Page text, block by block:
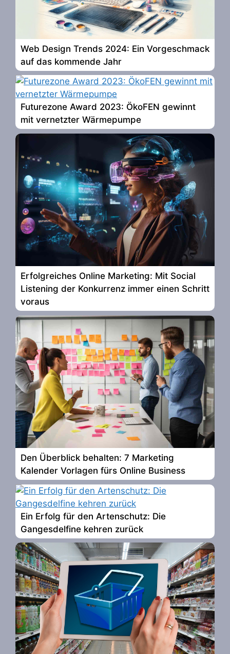
Web Design Trends 2024: Ein Vorgeschmack
auf das kommende Jahr
Futurezone Award 2023: ÖkoFEN gewinnt
mit vernetzter Wärmepumpe
Erfolgreiches Online Marketing: Mit Social
Listening der Konkurrenz immer einen Schritt
voraus
Den Überblick behalten: 7 Marketing
Kalender Vorlagen fürs Online Business
Ein Erfolg für den Artenschutz: Die
Gangesdelfine kehren zurück